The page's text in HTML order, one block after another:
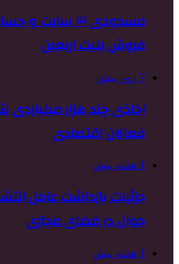
مسدودی ۳
فروش بلیت اربعین
7 روز پیش
اخاذی چند هزار میلیاردی
فعالان اقتصادی
1 هفته پیش
جزئیات بازداشت عامل
جوان در فضای مجازی
1 هفته پیش